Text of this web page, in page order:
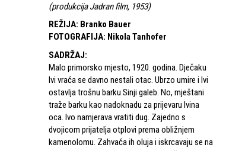
(produkcija Jadran film, 1953)
REŽIJA: Branko Bauer
FOTOGRAFIJA: Nikola Tanhofer
SADRŽAJ:
Malo primorsko mjesto, 1920. godina. Dječaku
Ivi vraća se davno nestali otac. Ubrzo umire i Ivi
ostavlja trošnu barku Sinji galeb. No, mještani
traže barku kao nadoknadu za prijevaru Ivina
oca. Ivo namjerava vratiti dug. Zajedno s
dvojicom prijatelja otplovi prema obližnjem
kamenolomu. Zahvaća ih oluja i iskrcavaju se na